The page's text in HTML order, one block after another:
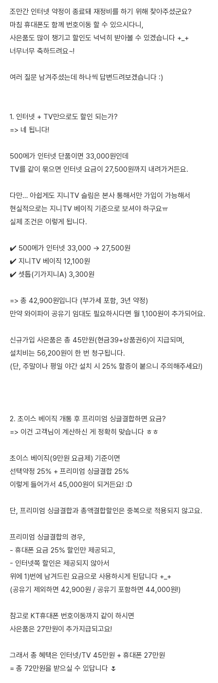
조만간 인터넷 약정이 종료돼 재정비를 하기 위해 찾아주셨군요?
마침 휴대폰도 함께 번호이동 할 수 있으시다니,
사은품도 많이 챙기고 할인도 넉넉히 받아볼 수 있겠습니다 +_+
너무너무 축하드려요~!
여러 질문 남겨주셨는데 하나씩 답변드려보겠습니다 :)
1. 인터넷 + TV만으로도 할인 되는가?
=> 네 됩니다!
500메가 인터넷 단품이면 33,000원인데
TV를 같이 묶으면 인터넷 요금이 27,500원까지 내려가거든요.
다만… 아쉽게도 지니TV 슬림은 본사 통해서만 가입이 가능해서
현실적으로는 지니TV 베이직 기준으로 보셔야 하구요ㅠ
실제 조건은 이렇게 됩니다.
✔️ 500메가 인터넷 33,000 → 27,500원
✔️ 지니TV 베이직 12,100원
✔️ 셋톱(기가지니A) 3,300원
=> 총 42,900원입니다 (부가세 포함, 3년 약정)
만약 와이파이 공유기 임대도 필요하시다면 월 1,100원이 추가되어요.
신규가입 사은품은 총 45만원(현금39+상품권6)이 지급되며,
설치비는 56,200원이 한 번 청구됩니다.
(단, 주말이나 평일 야간 설치 시 25% 할증이 붙으니 주의해주세요!)
2. 초이스 베이직 개통 후 프리미엄 싱글결합하면 요금?
=> 이건 고객님이 계산하신 게 정확히 맞습니다 ㅎㅎ
초이스 베이직(9만원 요금제) 기준이면
선택약정 25% + 프리미엄 싱글결합 25%
이렇게 들어가서 45,000원이 되거든요! :D
단, 프리미엄 싱글결합과 총액결합할인은 중복으로 적용되지 않고요.
프리미엄 싱글결합의 경우,
- 휴대폰 요금 25% 할인만 제공되고,
- 인터넷쪽 할인은 제공되지 않아서
위에 1)번에 남겨드린 요금으로 사용하시게 된답니다 +_+
(공유기 제외하면 42,900원 / 공유기 포함하면 44,000원!)
참고로 KT휴대폰 번호이동까지 같이 하시면
사은품은 27만원이 추가지급되고요!
그래서 총 혜택은 인터넷/TV 45만원 + 휴대폰 27만원
= 총 72만원을 받으실 수 있답니다 🌷